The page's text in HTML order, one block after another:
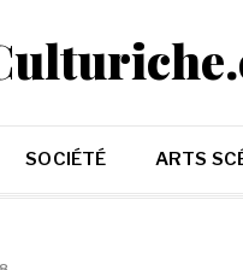
SOCIÉTÉ ARTS